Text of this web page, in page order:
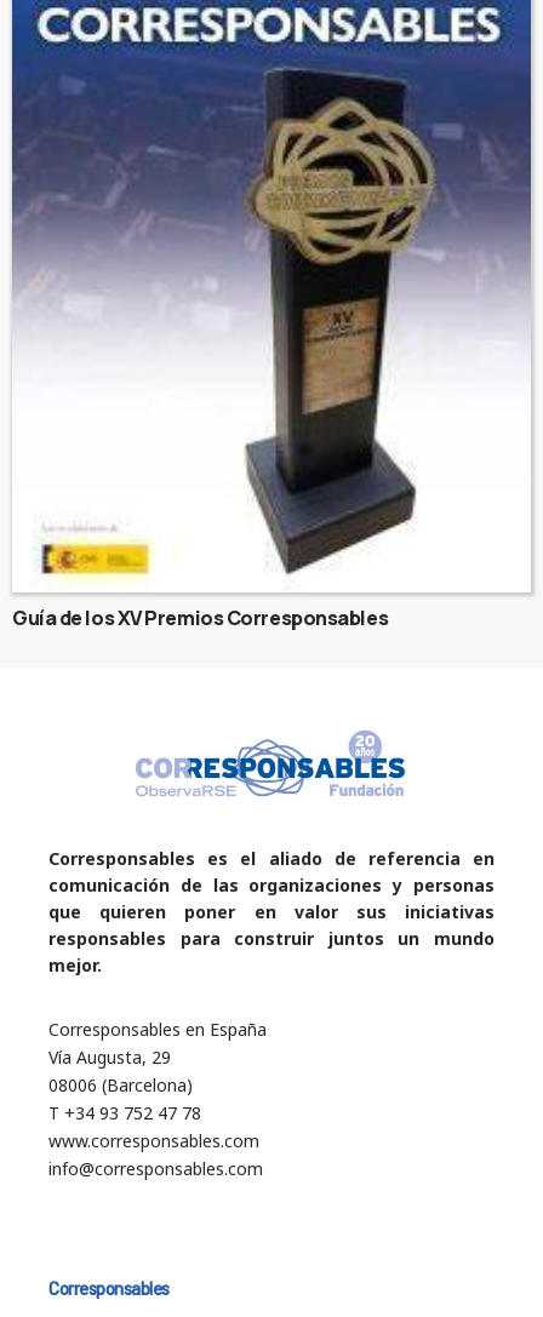
Guía de los XV Premios Corresponsables
Corresponsables es el aliado de referencia en
comunicación de las organizaciones y personas
que quieren poner en valor sus iniciativas
responsables para construir juntos un mundo
mejor.
Corresponsables en España
Vía Augusta, 29
08006 (Barcelona)
T +34 93 752 47 78
www.corresponsables.com
info@corresponsables.com
Corresponsables